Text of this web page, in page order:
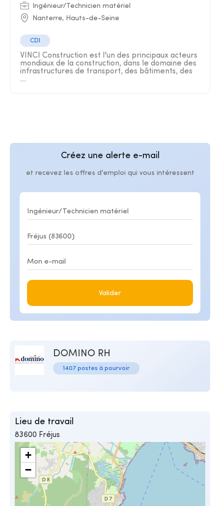
Ingénieur/Technicien matériel
Nanterre, Hauts-de-Seine
CDI
VINCI Construction est l'un des principaux acteurs
mondiaux de la construction, dans le domaine des
infrastructures de transport, des bâtiments, des
...
Créez une alerte e-mail
et recevez les offres d'emploi qui vous intéressent
Valider
DOMINO RH
1407 postes à pourvoir
Lieu de travail
83600 Fréjus
+
−